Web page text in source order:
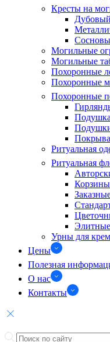
Кресты на
Могильные
Могильные
Похоронные
Похоронные
Похоронные
Ритуальная
Ритуальная
Урны для
Цены
Полезная
О нас
Контакты